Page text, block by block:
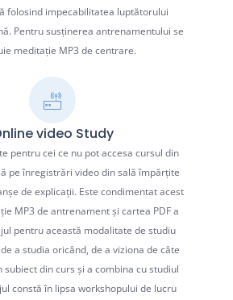
folosind impecabilitatea luptătorului
Pentru susținerea antrenamentului se
meditație MP3 de centrare.
video Study
pentru cei ce nu pot accesa cursul din
pe înregistrări video din sală împărțite
de explicații. Este condimentat acest
MP3 de antrenament și cartea PDF a
pentru această modalitate de studiu
a studia oricând, de a viziona de câte
subiect din curs și a combina cu studiul
constă în lipsa workshopului de lucru